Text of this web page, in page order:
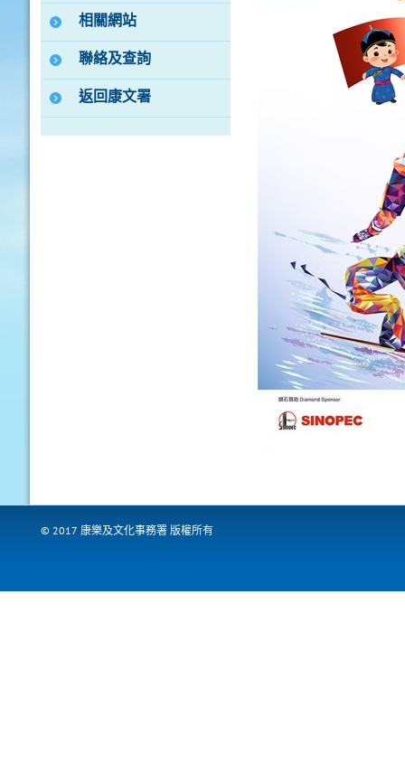
相關網站
聯絡及查詢
返回康文署
© 2017 康樂及文化事務署 版權所有